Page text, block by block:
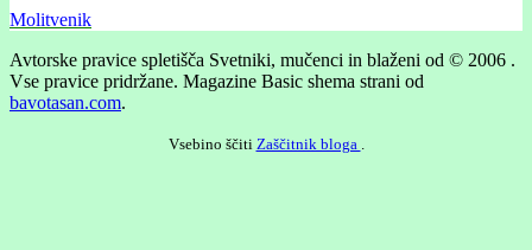
Molitvenik
Avtorske pravice spletišča Svetniki, mučenci in blaženi od © 2006 .
Vse pravice pridržane. Magazine Basic shema strani od
bavotasan.com.
Vsebino ščiti Zaščitnik bloga .